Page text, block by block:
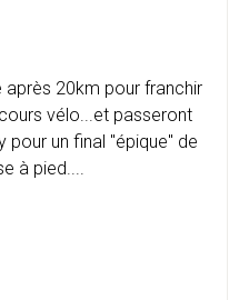
après 20km pour franchir
vélo...et passeront
pour un final "épique" de
à pied....